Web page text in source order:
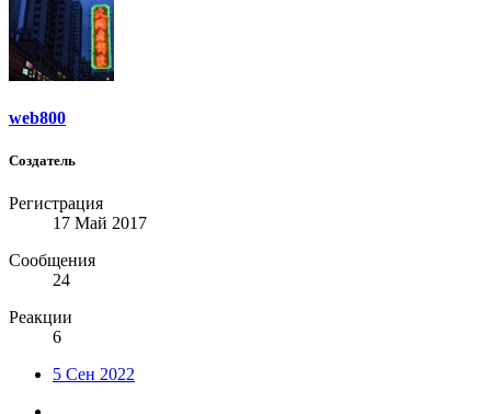
web800
Создатель
Регистрация
17 Май 2017
Сообщения
24
Реакции
6
5 Сен 2022